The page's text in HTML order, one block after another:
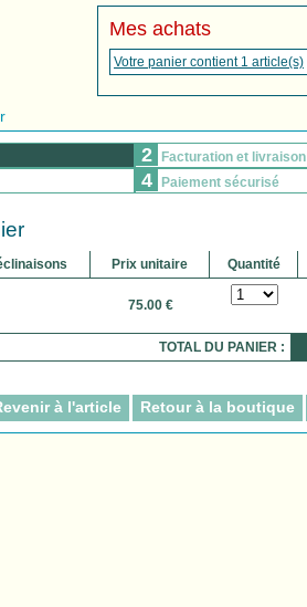
Mes achats
Votre panier contient 1 article(s)
2 Facturation et livraison
4 Paiement sécurisé
Prix unitaire Quantité
75.00 €
TOTAL DU PANIER :
à l'article Retour à la boutique